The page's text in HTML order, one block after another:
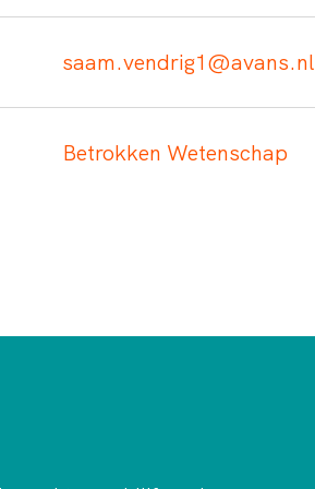
saam.vendrig1@avans.nl
Betrokken Wetenschap